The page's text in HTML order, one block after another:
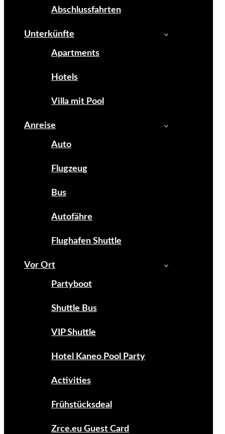
Abschlussfahrten
Unterkünfte
Apartments
Hotels
Villa mit Pool
Anreise
Auto
Flugzeug
Bus
Autofähre
Flughafen Shuttle
Vor Ort
Partyboot
Shuttle Bus
VIP Shuttle
Hotel Kaneo Pool Party
Activities
Frühstücksdeal
Zrce.eu Guest Card